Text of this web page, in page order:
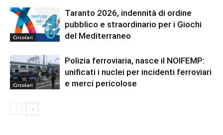
Circolari
Taranto 2026, indennità di ordine
pubblico e straordinario per i Giochi
del Mediterraneo
Circolari
Polizia ferroviaria, nasce il NOIFEMP:
unificati i nuclei per incidenti ferroviari
e merci pericolose